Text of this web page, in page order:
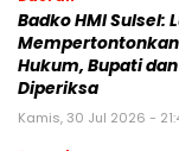
Badko HMI Sulsel:
Hukum, Bupati
Diperiksa
Kamis, 30 Jul 2026 -